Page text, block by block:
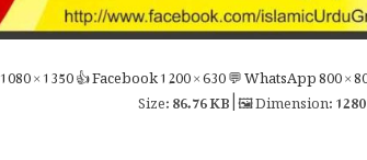
1080 × 1350👍 Facebook1200 × 630💬 WhatsApp800 ×
86.76 KB| 🖼 Dimension: